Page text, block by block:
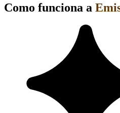
Como funciona a